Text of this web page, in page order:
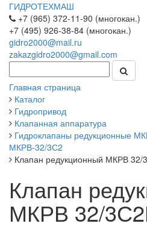
ГИДРОТЕХМАШ
+7 (965) 372-11-90 (многокан.)
+7 (495) 926-38-84 (многокан.)
gidro2000@mail.ru
zakazgidro2000@gmail.com
Главная страница
Каталог
Гидропривод
Клапанная аппаратура
Гидроклапаны редукционные
МКРВ-32/3С2
Клапан редукционный МКРВ 32/
Клапан
МКРВ 32/